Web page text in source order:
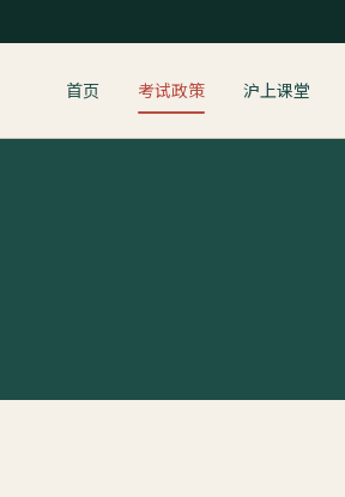
首页 考试政策 沪上课堂